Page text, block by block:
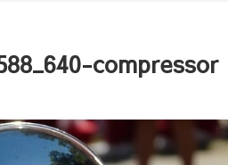
compressor